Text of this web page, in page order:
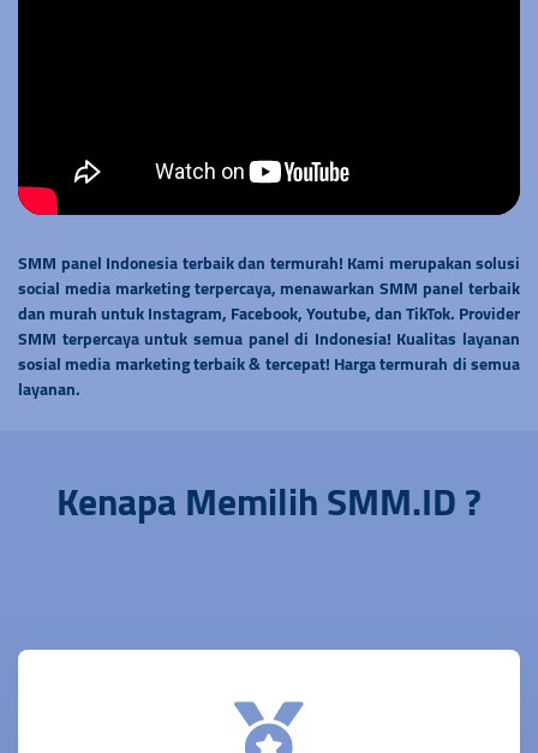
SMM panel Indonesia terbaik dan termurah! Kami merupakan solusi
social media marketing terpercaya, menawarkan SMM panel terbaik
dan murah untuk Instagram, Facebook, Youtube, dan TikTok. Provider
SMM terpercaya untuk semua panel di Indonesia! Kualitas layanan
sosial media marketing terbaik & tercepat! Harga termurah di semua
layanan.
Kenapa Memilih SMM.ID ?